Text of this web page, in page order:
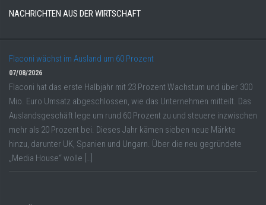
NACHRICHTEN AUS DER WIRTSCHAFT
Flaconi wächst im Ausland um 60 Prozent
07/08/2026
Flaconi hat das erste Halbjahr mit 23 Prozent Wachstum und über 300
Mio. Euro Umsatz abgeschlossen, wie das Unternehmen mitteilt. Das
Auslandsgeschäft lege um rund 60 Prozent zu und steuere inzwischen
mehr als 20 Prozent bei. Dieses Jahr kämen sieben neue Märkte
hinzu, darunter UK, Spanien und Ungarn. Über die neu gegründete
„Media House“ wolle […]